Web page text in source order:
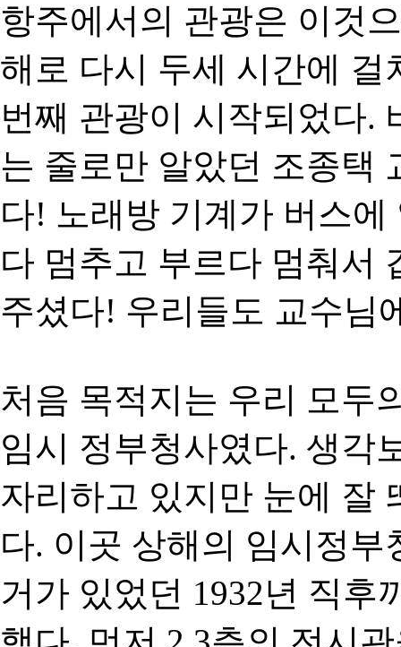
항주에서의 관광은 이것
해로 다시 두세 시간에
번째 관광이 시작되었다.
는 줄로만 알았던 조종택
다! 노래방 기계가 버스
다 멈추고 부르다 멈춰서
주셨다! 우리들도 교수님
처음 목적지는 우리 모두
임시 정부청사였다. 생각
자리하고 있지만 눈에 잘
다. 이곳 상해의 임시정부
거가 있었던 1932년 직후